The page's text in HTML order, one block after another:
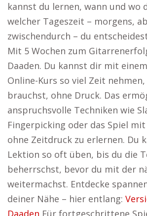
kannst du lernen, wann und wo
welcher Tageszeit – morgens,
zwischendurch – du
Mit 5 Wochen zum
Daaden. Du kannst dir mit
Online-Kurs so viel Zeit nehmen,
brauchst, ohne Druck. Das
anspruchsvolle Techniken wie
Fingerpicking oder das Spiel
ohne Zeitdruck zu erlernen. Du
Lektion so oft üben, bis du die
beherrschst, bevor du mit der
weitermachst. Entdecke
deiner Nähe – hier entlang:
Daaden Für fortgeschrittene